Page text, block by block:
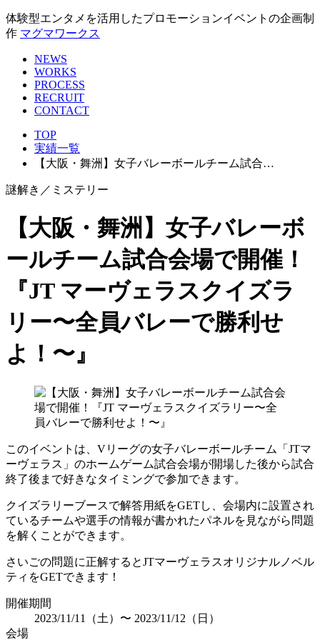
体験型エンタメを活用したプロモーションイベントの企画制
作 マグマワークス
NEWS
WORKS
PROCESS
RECRUIT
CONTACT
TOP
実績一覧
【大阪・舞洲】⼥⼦バレーボールチーム試合…
謎解き／ミステリー
【大阪・舞洲】⼥⼦バレーボ
ールチーム試合会場で開催！
『JT マーヴェラスクイズラ
リー〜全員バレーで勝利せ
よ！〜』
このイベントは、Vリーグの女子バレーボールチーム「JTマ
ーヴェラス」のホームゲーム試合会場が開場した後から試合
終了後まで好きなタイミングで参加できます。
クイズラリーブースで解答用紙をGETし、会場内に設置され
ているチームや選⼿の情報が書かれたパネルを見ながら問題
を解くことができます。
さいごの問題に正解するとJTマーヴェラスオリジナルノベル
ティをGETできます！
開催期間
2023/11/11（⼟）〜 2023/11/12（⽇）
会場